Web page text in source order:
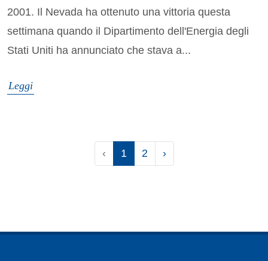
2001. Il Nevada ha ottenuto una vittoria questa
settimana quando il Dipartimento dell'Energia degli
Stati Uniti ha annunciato che stava a...
Leggi
‹ 1 2 ›